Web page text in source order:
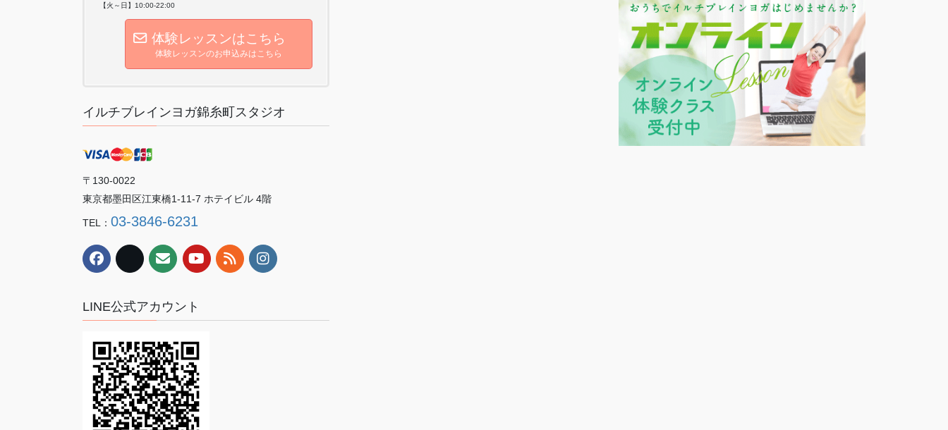
【火～日】10:00-22:00
体験レッスンはこちら
体験レッスンのお申込みはこちら
イルチブレインヨガ錦糸町スタジオ
〒130-0022
東京都墨田区江東橋1-11-7 ホテイビル 4階
TEL： 03-3846-6231
LINE公式アカウント